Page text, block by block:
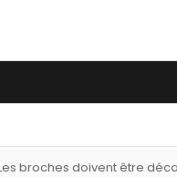
broches doivent être